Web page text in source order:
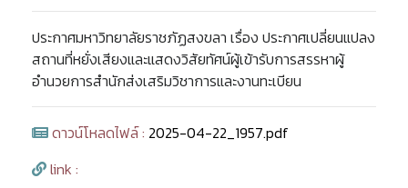
ประกาศมหาวิทยาลัยราชภัฏสงขลา เรื่อง ประกาศเปลี่ยนแปลง
สถานที่หยั่งเสียงและแสดงวิสัยทัศน์ผู้เข้ารับการสรรหาผู้
อำนวยการสำนักส่งเสริมวิชาการและงานทะเบียน
ดาวน์โหลดไฟล์ : 2025-04-22_1957.pdf
link :